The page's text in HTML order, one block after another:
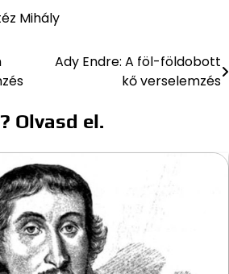
Mihály
Ady Endre: A föl-földobott
kő verselemzés
Olvasd el.